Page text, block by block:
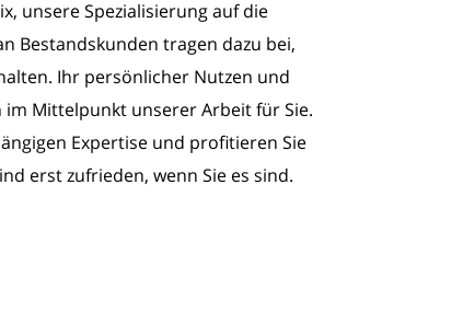
unsere Spezialisierung auf die
Bestandskunden tragen dazu bei,
Ihr persönlicher Nutzen und
Mittelpunkt unserer Arbeit für Sie.
Expertise und profitieren Sie
erst zufrieden, wenn Sie es sind.